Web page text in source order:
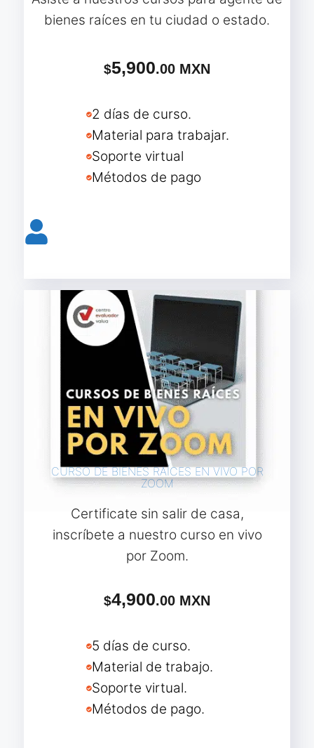
bienes raíces en tu ciudad o estado.
$5,900.00 MXN
2 días de curso.
Material para trabajar.
Soporte virtual
Métodos de pago
CURSO DE BIENES RAÍCES EN VIVO POR
ZOOM
Certificate sin salir de casa,
inscríbete a nuestro curso en vivo
por Zoom.
$4,900.00 MXN
5 días de curso.
Material de trabajo.
Soporte virtual.
Métodos de pago.